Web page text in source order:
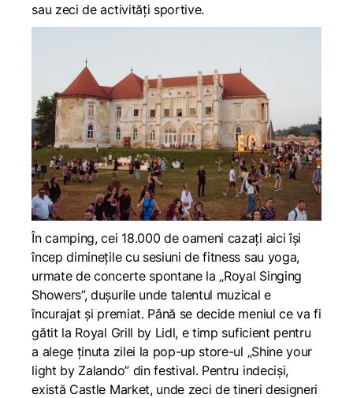
sau zeci de activități sportive.
În camping, cei 18.000 de oameni cazați aici își
încep diminețile cu sesiuni de fitness sau yoga,
urmate de concerte spontane la „Royal Singing
Showers”, dușurile unde talentul muzical e
încurajat și premiat. Până se decide meniul ce va fi
gătit la Royal Grill by Lidl, e timp suficient pentru
a alege ținuta zilei la pop-up store-ul „Shine your
light by Zalando” din festival. Pentru indeciși,
există Castle Market, unde zeci de tineri designeri